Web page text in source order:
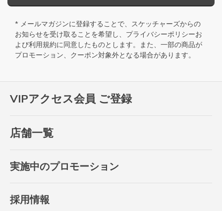
VIPアクセス会員 ご登録
店舗一覧
実施中のプロモーション
採用情報
* メールマガジンに登録することで、スケッチャーズからの
お知らせを受け取ることを希望し、 プライバシーポリシーお
よび利用規約に同意したものとします。また、一部の商品が
プロモーション、クーポン対象外となる場合があります。